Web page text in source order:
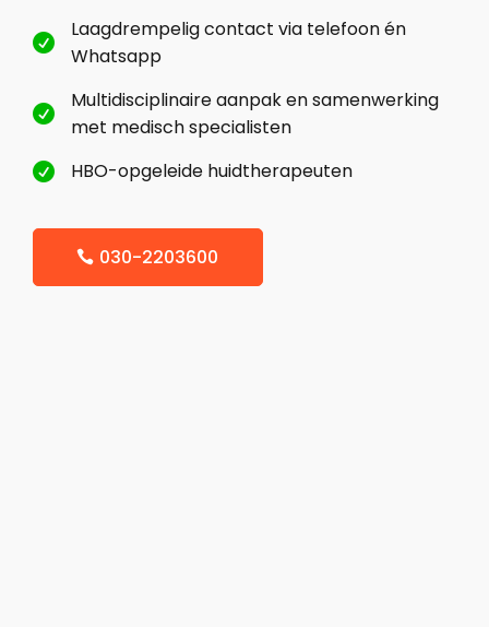

Laagdrempelig contact via telefoon én
Whatsapp

Multidisciplinaire aanpak en samenwerking
met medisch specialisten
 HBO-opgeleide huidtherapeuten
030-2203600